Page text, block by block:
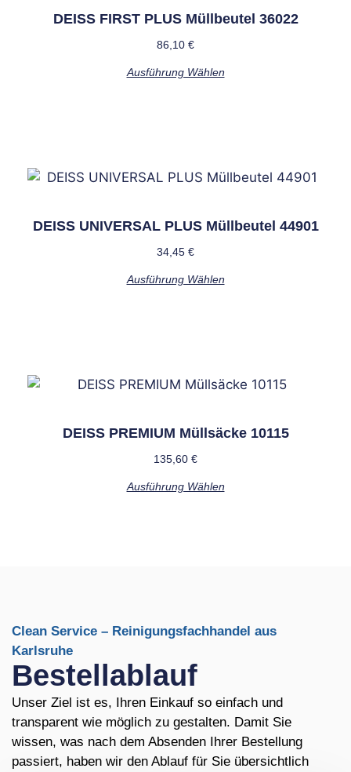
DEISS FIRST PLUS Müllbeutel 36022
86,10 €
Ausführung Wählen
DEISS UNIVERSAL PLUS Müllbeutel 44901
34,45 €
Ausführung Wählen
DEISS PREMIUM Müllsäcke 10115
135,60 €
Ausführung Wählen
Clean Service – Reinigungsfachhandel aus
Karlsruhe
Bestellablauf
Unser Ziel ist es, Ihren Einkauf so einfach und
transparent wie möglich zu gestalten. Damit Sie
wissen, was nach dem Absenden Ihrer Bestellung
passiert, haben wir den Ablauf für Sie übersichtlich